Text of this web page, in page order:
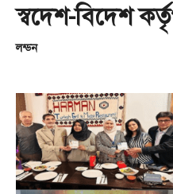
স্বদেশ-বিদেশ
লন্ডন